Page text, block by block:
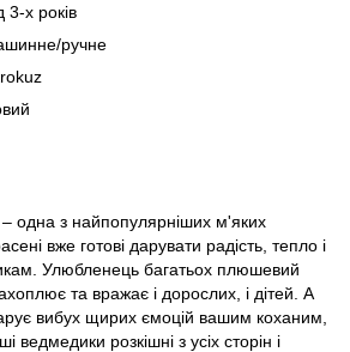
3-х років
ручне
одна з найпопулярніших м'яких
вже готові дарувати радість, тепло і
Улюбленець багатьох плюшевий
та вражає і дорослих, і дітей. А
вибух щирих ємоцій вашим коханим,
ведмедики розкішні з усіх сторін і